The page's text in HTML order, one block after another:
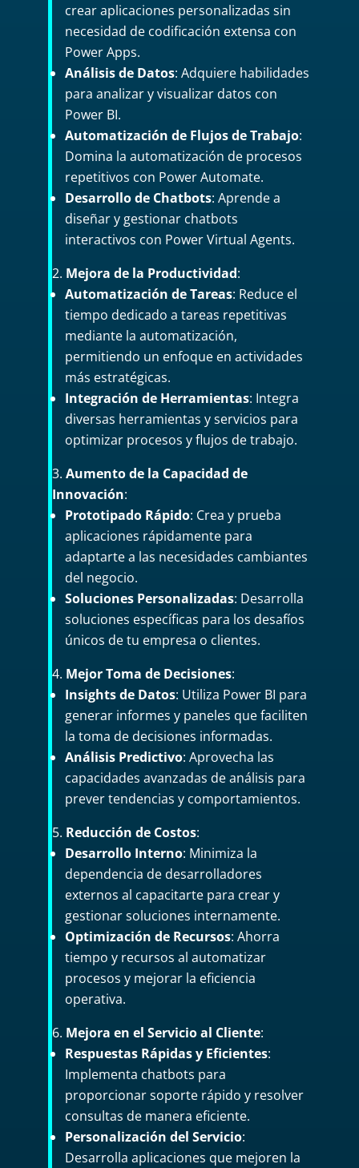
crear aplicaciones personalizadas sin
necesidad de codificación extensa con
Power Apps.
Análisis de Datos: Adquiere habilidades
para analizar y visualizar datos con
Power BI.
Automatización de Flujos de Trabajo:
Domina la automatización de procesos
repetitivos con Power Automate.
Desarrollo de Chatbots: Aprende a
diseñar y gestionar chatbots
interactivos con Power Virtual Agents.
Mejora de la Productividad:
Automatización de Tareas: Reduce el
tiempo dedicado a tareas repetitivas
mediante la automatización,
permitiendo un enfoque en actividades
más estratégicas.
Integración de Herramientas: Integra
diversas herramientas y servicios para
optimizar procesos y flujos de trabajo.
Aumento de la Capacidad de
Innovación:
Prototipado Rápido: Crea y prueba
aplicaciones rápidamente para
adaptarte a las necesidades cambiantes
del negocio.
Soluciones Personalizadas: Desarrolla
soluciones específicas para los desafíos
únicos de tu empresa o clientes.
Mejor Toma de Decisiones:
Insights de Datos: Utiliza Power BI para
generar informes y paneles que faciliten
la toma de decisiones informadas.
Análisis Predictivo: Aprovecha las
capacidades avanzadas de análisis para
prever tendencias y comportamientos.
Reducción de Costos:
Desarrollo Interno: Minimiza la
dependencia de desarrolladores
externos al capacitarte para crear y
gestionar soluciones internamente.
Optimización de Recursos: Ahorra
tiempo y recursos al automatizar
procesos y mejorar la eficiencia
operativa.
Mejora en el Servicio al Cliente:
Respuestas Rápidas y Eficientes:
Implementa chatbots para
proporcionar soporte rápido y resolver
consultas de manera eficiente.
Personalización del Servicio:
Desarrolla aplicaciones que mejoren la